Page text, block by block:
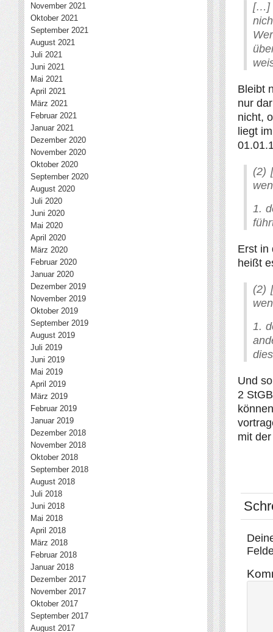
[…]
Bleibt
nur
nicht,
liegt
(2)
1.
Erst in
heißt
(2)
1.
Und
2
mit
November 2021
Oktober 2021
September 2021
August 2021
Juli 2021
Juni 2021
Mai 2021
April 2021
März 2021
Februar 2021
Januar 2021
Dezember 2020
November 2020
Oktober 2020
September 2020
August 2020
Juli 2020
Juni 2020
Mai 2020
April 2020
März 2020
Februar 2020
Januar 2020
Dezember 2019
November 2019
Oktober 2019
September 2019
August 2019
Juli 2019
Juni 2019
Mai 2019
April 2019
März 2019
Februar 2019
Januar 2019
Dezember 2018
November 2018
Oktober 2018
September 2018
August 2018
Juli 2018
Juni 2018
Mai 2018
April 2018
März 2018
Februar 2018
Januar 2018
Dezember 2017
November 2017
Oktober 2017
September 2017
August 2017